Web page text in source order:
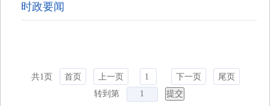
时政要闻
共1页 首页 上一页 1 下一页
尾页
转到第